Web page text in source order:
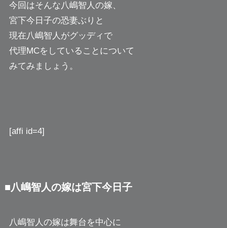
今回はそんな八嶋智人の嫁、
宮下今日子の恐妻ぶりと
現在八嶋智人がグッディで
代理MCをしていることについて
みてみましょう。
[affi id=4]
■八嶋智人の嫁は宮下今日子
八嶋智人の嫁は舞台を中心に